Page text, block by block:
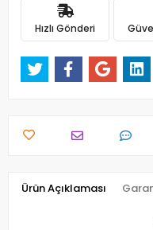
Hızlı Gönderi
Ürün Açıklaması